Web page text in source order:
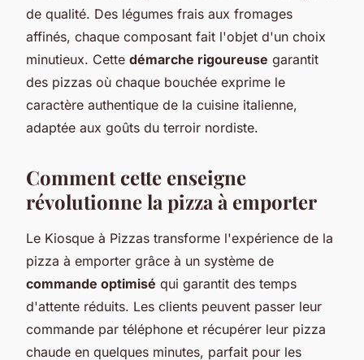
de qualité. Des légumes frais aux fromages
affinés, chaque composant fait l'objet d'un choix
minutieux. Cette démarche rigoureuse garantit
des pizzas où chaque bouchée exprime le
caractère authentique de la cuisine italienne,
adaptée aux goûts du terroir nordiste.
Comment cette enseigne
révolutionne la pizza à emporter
Le Kiosque à Pizzas transforme l'expérience de la
pizza à emporter grâce à un système de
commande optimisé qui garantit des temps
d'attente réduits. Les clients peuvent passer leur
commande par téléphone et récupérer leur pizza
chaude en quelques minutes, parfait pour les